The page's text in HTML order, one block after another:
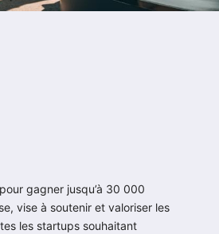
gagner jusqu’à 30 000
vise à soutenir et valoriser les
les startups souhaitant